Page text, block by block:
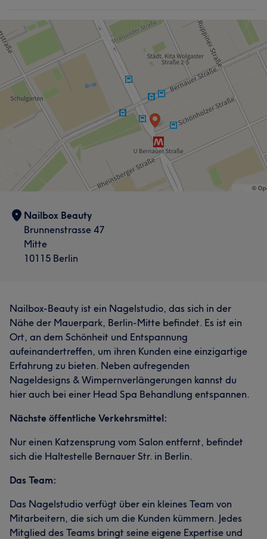
Nailbox Beauty
Brunnenstrasse 47
Mitte
10115 Berlin
Nailbox-Beauty ist ein Nagelstudio, das sich in der
Nähe der Mauerpark, Berlin-Mitte befindet. Es ist ein
Ort, an dem Schönheit und Entspannung
aufeinandertreffen, um ihren Kunden eine einzigartige
Erfahrung zu bieten. Neben aufregenden
Nageldesigns & Wimpernverlängerungen kannst du
hier auch bei einer Head Spa Behandlung entspannen.
Nächste öffentliche Verkehrsmittel:
Nur einen Katzensprung vom Salon entfernt, befindet
sich die Haltestelle Bernauer Str. in Berlin.
Das Team:
Das Nagelstudio verfügt über ein kleines Team von
Mitarbeitern, die sich um die Kunden kümmern. Jedes
Mitglied des Teams bringt seine eigene Expertise und